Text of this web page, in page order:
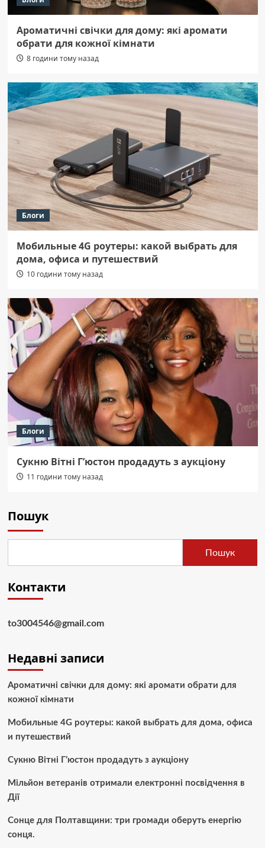
Ароматичні свічки для дому: які аромати
обрати для кожної кімнати
8 години тому назад
Блоги
Мобильные 4G роутеры: какой выбрать для
дома, офиса и путешествий
10 години тому назад
Блоги
Сукню Вітні Г’юстон продадуть з аукціону
11 години тому назад
Пошук
Пошук
Контакти
to3004546@gmail.com
Недавні записи
Ароматичні свічки для дому: які аромати обрати для
кожної кімнати
Мобильные 4G роутеры: какой выбрать для дома, офиса
и путешествий
Сукню Вітні Г’юстон продадуть з аукціону
Мільйон ветеранів отримали електронні посвідчення в
Дії
Сонце для Полтавщини: три громади оберуть енергію
сонця.